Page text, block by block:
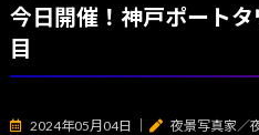
今日開催！神戸ポート
目
2024年05月04日 夜景写真家／